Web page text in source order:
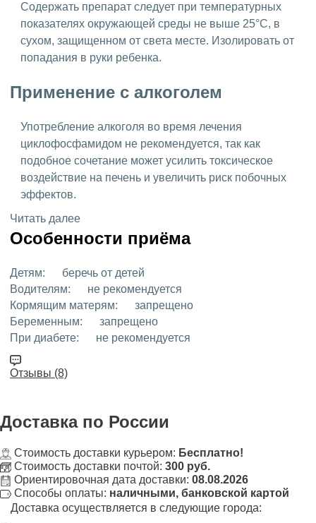
Содержать препарат следует при температурных
показателях окружающей среды не выше 25°C, в
сухом, защищенном от света месте. Изолировать от
попадания в руки ребенка.
Применение с алкоголем
Употребление алкоголя во время лечения
циклофосфамидом не рекомендуется, так как
подобное сочетание может усилить токсическое
воздействие на печень и увеличить риск побочных
эффектов.
Читать далее
Особенности приёма
Детям:
беречь от детей
Водителям:
не рекомендуется
Кормящим матерям:
запрещено
Беременным:
запрещено
При диабете:
не рекомендуется
Отзывы (8)
Доставка по России
Стоимость доставки курьером: Бесплатно!
Стоимость доставки почтой: 300 руб.
Ориентировочная дата доставки: 08.08.2026
Способы оплаты: наличными, банковской картой
Доставка осуществляется в следующие города: